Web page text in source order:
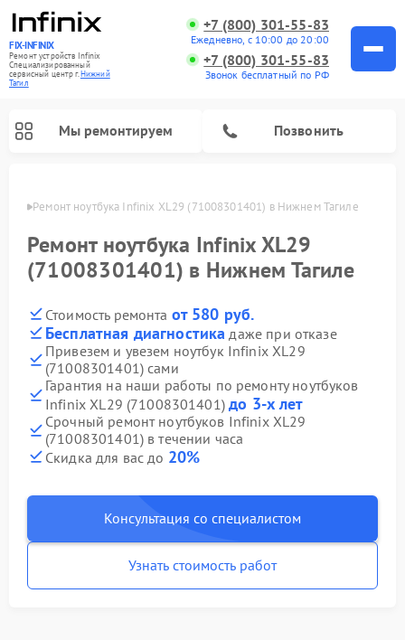
FIX-INFINIX
Ремонт устройств Infinix
Специализированный
cервисный центр г.Нижний
Тагил
+7 (800) 301-55-83
Ежедневно, с 10:00 до 20:00
+7 (800) 301-55-83
Звонок бесплатный по РФ
Мы ремонтируем Позвонить
Ремонт ноутбука Infinix XL29 (71008301401) в Нижнем Тагиле
Ремонт ноутбука Infinix XL29
(71008301401) в Нижнем Тагиле
Стоимость ремонта от 580 руб.
Бесплатная диагностика даже при отказе
Привезем и увезем ноутбук Infinix XL29
(71008301401) сами
Гарантия на наши работы по ремонту ноутбуков
Infinix XL29 (71008301401)до 3-х лет
Срочный ремонт ноутбуков Infinix XL29
(71008301401) в течении часа
Скидка для вас до 20%
Консультация со специалистом
Узнать стоимость работ